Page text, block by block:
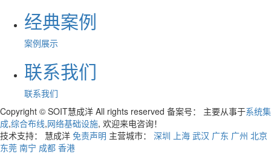
经典案例
案例展示
联系我们
联系我们
Copyright © SOIT慧成洋 All rights reserved 备案号：
主要从事于系统集
成,综合布线,网络基础设施, 欢迎来电咨询！
技术支持： 慧成洋 免责声明 主营城市： 深圳 上海 武汉 广东 广州 北京
东莞 南宁 成都 香港